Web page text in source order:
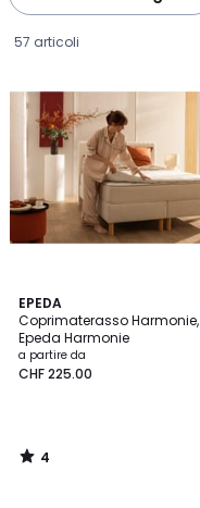
57 articoli
EPEDA
Coprimaterasso Harmonie,
Epeda Harmonie
Prezzo
a
CHF
225.00.
a partire da
CHF 225.00
4
/
5
4
/